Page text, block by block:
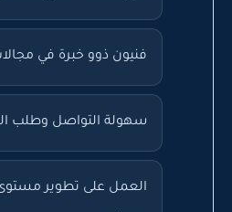
فنيون ذوو خبرة في
سهولة التواصل وطلب
العمل على تطوير